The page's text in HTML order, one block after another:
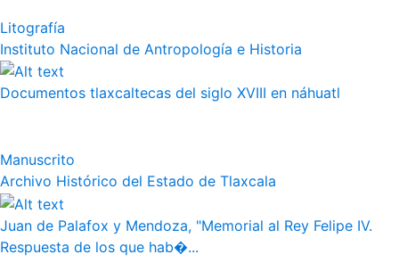
Litografía
Instituto Nacional de Antropología e Historia
Documentos tlaxcaltecas del siglo XVIII en náhuatl
Manuscrito
Archivo Histórico del Estado de Tlaxcala
Juan de Palafox y Mendoza, "Memorial al Rey Felipe IV.
Respuesta de los que hab�...